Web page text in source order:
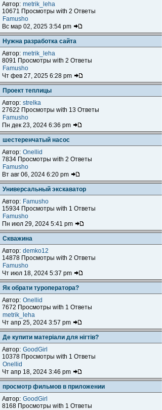
Автор: metrik_leha
10671 Просмотры with 2 Ответы
Famusho
Вс мар 02, 2025 3:54 pm
Нужна разработка сайта
Автор: metrik_leha
8091 Просмотры with 2 Ответы
Famusho
Чт фев 27, 2025 6:28 pm
Проект теплицы
Автор: strelka
27622 Просмотры with 13 Ответы
Famusho
Пн дек 23, 2024 6:36 pm
шестеренчатый насос
Автор: Onellid
7834 Просмотры with 2 Ответы
Famusho
Вт авг 06, 2024 6:20 pm
Универсальный экскаватор
Автор: Famusho
15934 Просмотры with 1 Ответы
Famusho
Пн июл 29, 2024 5:41 pm
Скважина
Автор: demko12
14878 Просмотры with 2 Ответы
Famusho
Чт июл 18, 2024 5:37 pm
Як обрати туроператора?
Автор: Onellid
7672 Просмотры with 1 Ответы
metrik_leha
Чт апр 25, 2024 3:57 pm
Де купити матеріали для нігтів?
Автор: GoodGirl
10378 Просмотры with 1 Ответы
Onellid
Чт апр 18, 2024 3:46 pm
просмотр фильмов в приложении
Автор: GoodGirl
8168 Просмотры with 1 Ответы